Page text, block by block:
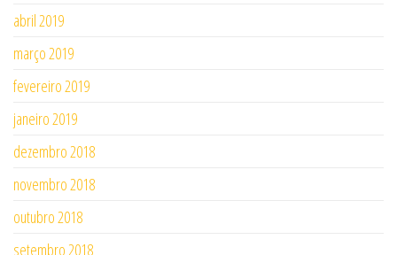
abril 2019
março 2019
fevereiro 2019
janeiro 2019
dezembro 2018
novembro 2018
outubro 2018
setembro 2018